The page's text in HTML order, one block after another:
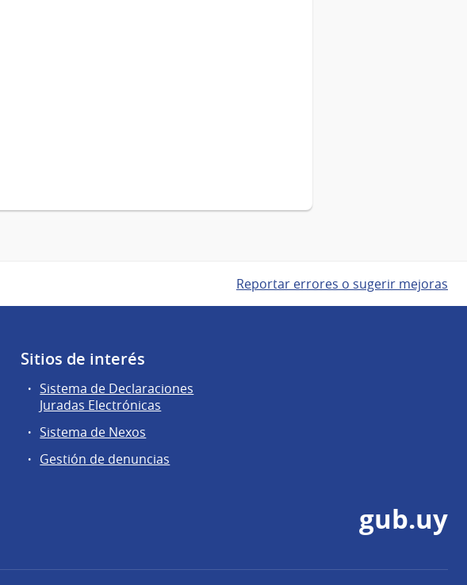
Reportar errores o sugerir mejoras
Sitios de interés
Sistema de Declaraciones
Juradas Electrónicas
Sistema de Nexos
Gestión de denuncias
gub.uy